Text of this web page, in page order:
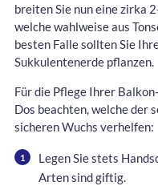
breiten Sie nun eine zirka
welche wahlweise aus
besten Falle sollten Sie
Sukkulentenerde pflanzen.
Für die Pflege Ihrer
Dos beachten, welche der
sicheren Wuchs verhelfen:
Legen Sie stets
Arten sind giftig.